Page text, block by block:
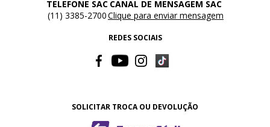
TELEFONE SAC
(11) 3385-2700
CANAL DE MENSAGEM SAC
Clique para enviar mensagem
REDES SOCIAIS
SOLICITAR TROCA OU DEVOLUÇÃO